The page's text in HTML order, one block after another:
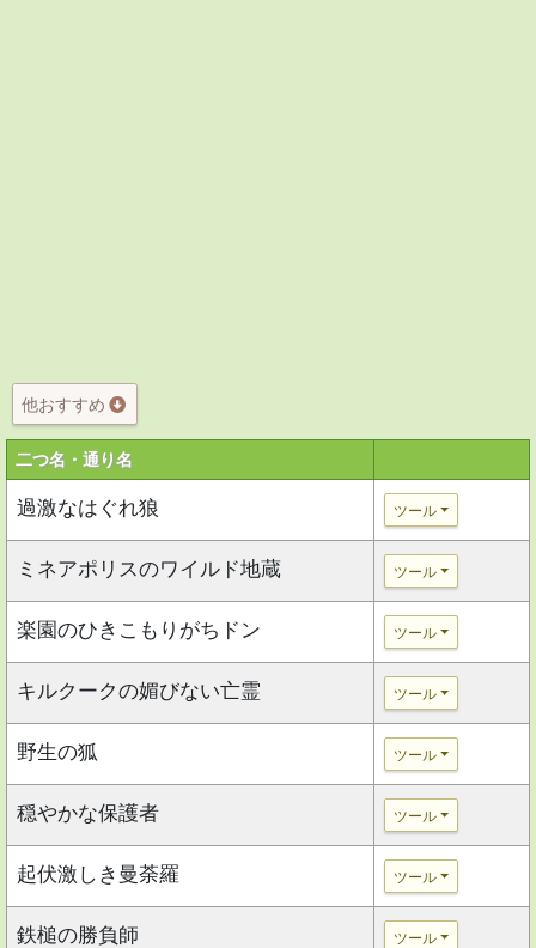
他おすすめ
二つ名・通り名
過激なはぐれ狼 ツール
ミネアポリスのワイルド地蔵 ツール
楽園のひきこもりがちドン ツール
キルクークの媚びない亡霊 ツール
野生の狐 ツール
穏やかな保護者 ツール
起伏激しき曼荼羅 ツール
鉄槌の勝負師 ツール